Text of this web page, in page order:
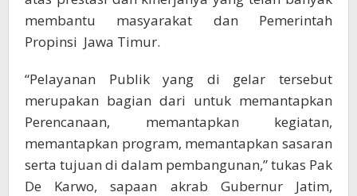
membantu masyarakat dan Pemerintah
Propinsi Jawa Timur.
“Pelayanan Publik yang di gelar tersebut
merupakan bagian dari untuk memantapkan
Perencanaan, memantapkan kegiatan,
memantapkan program, memantapkan sasaran
serta tujuan di dalam pembangunan,” tukas Pak
De Karwo, sapaan akrab Gubernur Jatim,